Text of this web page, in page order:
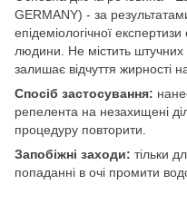
GERMANY) - за
епідеміологічної
людини. Не містить штучних
залишає відчуття жирності
Спосіб застосування:
репелента на незахищені
процедуру повторити.
Запобіжні заходи: тільки
попаданні в очі промити